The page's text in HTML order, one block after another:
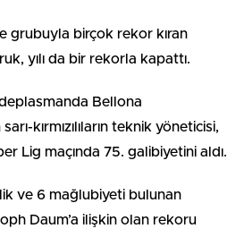
grubuyla birçok rekor kıran
yılı da bir rekorla kapattı.
Bellona
kırmızılıların teknik yöneticisi,
Lig maçında 75. galibiyetini aldı.
ve 6 mağlubiyeti bulunan
Daum’a ilişkin olan rekoru